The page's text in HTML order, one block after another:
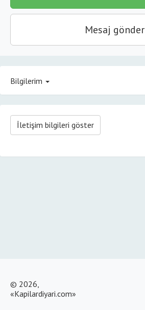
Mesaj gönder
Bilgilerim
İletişim bilgileri göster
© 2026,
«Kapilardiyari.com»